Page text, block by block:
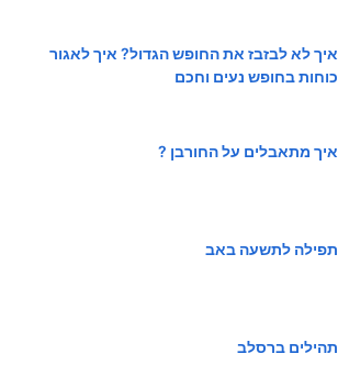
איך לא לבזבז את החופש הגדול? איך לאגור
כוחות בחופש נעים וחכם
איך מתאבלים על החורבן ?
תפילה לתשעה באב
תהילים ברסלב